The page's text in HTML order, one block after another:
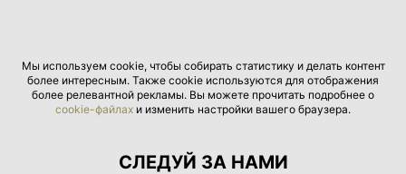
Мы используем cookie, чтобы собирать статистику и делать контент
более интересным. Также cookie используются для отображения
более релевантной рекламы. Вы можете прочитать подробнее о
cookie-файлах и изменить настройки вашего браузера.
СЛЕДУЙ ЗА НАМИ